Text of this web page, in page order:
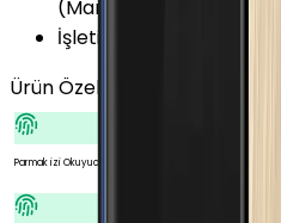
(Marshmallow)
İşletim Sistemi Versiyonu
Ürün Özellikleri
Parmak izi Okuyucu